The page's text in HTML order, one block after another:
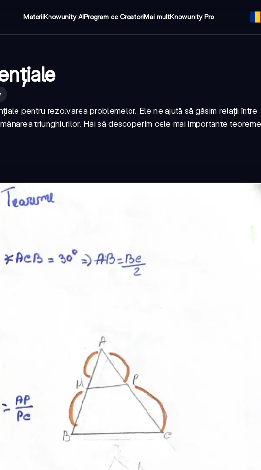
MateriiKnowunity AIProgram de CreatoriMai multKnowunity Pro
pentru rezolvarea problemelor. Ele ne ajută să găsim relații între
triunghiurilor. Hai să descoperim cele mai importante teoreme